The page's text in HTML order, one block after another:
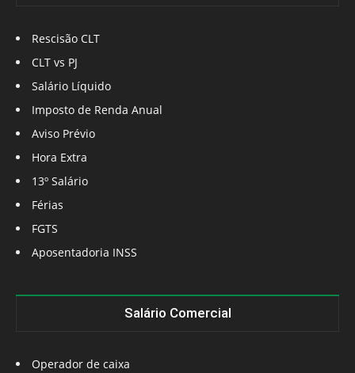
Rescisão CLT
CLT vs PJ
Salário Líquido
Imposto de Renda Anual
Aviso Prévio
Hora Extra
13º Salário
Férias
FGTS
Aposentadoria INSS
Salário Comercial
Operador de caixa